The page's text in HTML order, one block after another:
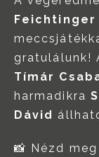
Feichtinger
gratulálunk!
Tímár
harmadikra
Dávid
📸 Nézd